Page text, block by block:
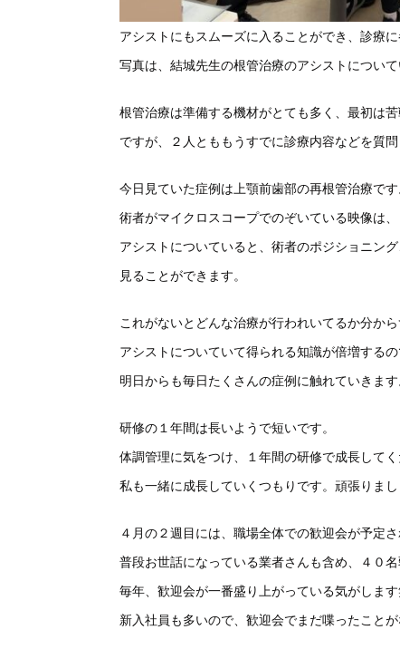
アシストにもスムーズに入ることができ、 診療に
写真は、結城先生の根管治療のアシストについて
根管治療は準備する機材がとても多く、 最初は
ですが、
２人とももうすでに診療内容などを質
今日見ていた症例は上顎前歯部の再根管治療です
術者がマイクロスコープでのぞいている映像は、
アシストについていると、術者のポジショニング
見ることができます。
これがないとどんな治療が行われいてるか分から
アシストについていて得られる知識が倍増する
明日からも毎日たくさんの症例に触れていきます
研修の１年間は長いようで短いです。
体調管理に気をつけ、１年間の研修で成長してく
私も一緒に成長していくつもりです。頑張りまし
４月の２週目には、職場全体での歓迎会が予定さ
普段お世話になっている業者さんも含め、
４０
毎年、歓迎会が一番盛り上がっている気がしま
新入社員も多いので、 歓迎会でまだ喋ったこと